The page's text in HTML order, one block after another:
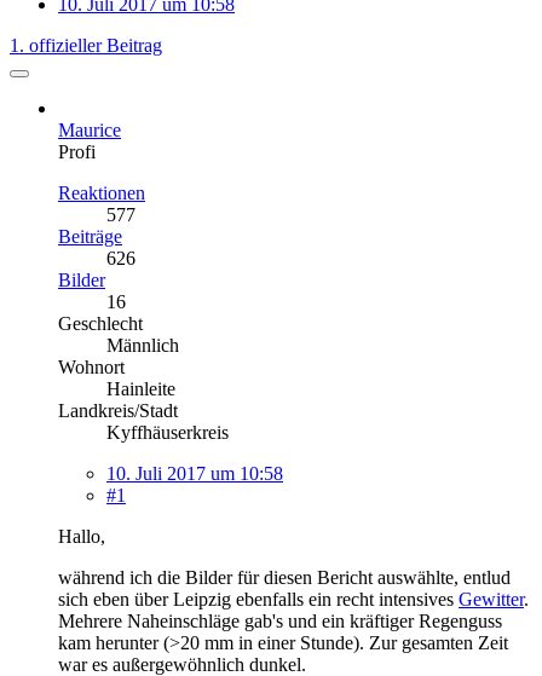
1. offizieller Beitrag
Maurice
Profi
Reaktionen
577
Beiträge
626
Bilder
16
Geschlecht
Männlich
Wohnort
Hainleite
Landkreis/Stadt
Kyffhäuserkreis
10. Juli 2017 um 10:58
#1
Hallo,
während ich die Bilder für diesen Bericht auswählte, entlud
sich eben über Leipzig ebenfalls ein recht intensives Gewitter.
Mehrere Naheinschläge gab's und ein kräftiger Regenguss
kam herunter (>20 mm in einer Stunde). Zur gesamten Zeit
war es außergewöhnlich dunkel.